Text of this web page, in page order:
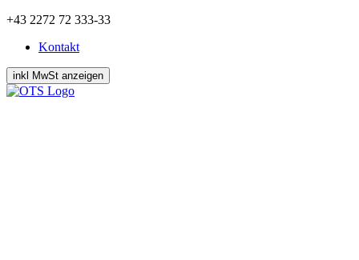
Zum
springen
+43 2272 72 333-33
Kontakt